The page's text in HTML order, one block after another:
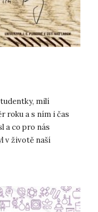
milí
roku a s ním i čas
a co pro nás
v životě naší